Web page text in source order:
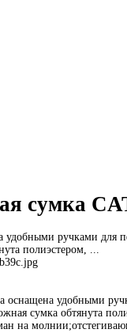
сумка
удобными ручками
полиэстером, ...
оснащена удобными
сумка обтянута
на